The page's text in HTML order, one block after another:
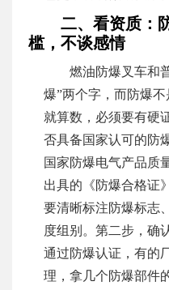
二、看资质：
槛，不谈感情
燃油防爆叉车和
爆”两个字，而防爆
就算数，必须要有硬
否具备国家认可的防
国家防爆电气产品质
出具的《防爆合格证
要清晰标注防爆标志
度组别。第二步，确
通过防爆认证，有的
理，拿几个防爆部件